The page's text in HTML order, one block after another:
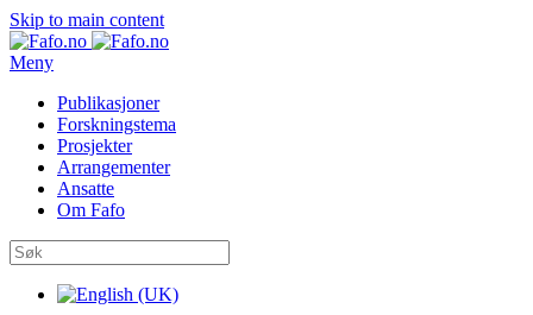
Skip to main content
Meny
Publikasjoner
Forskningstema
Prosjekter
Arrangementer
Ansatte
Om Fafo